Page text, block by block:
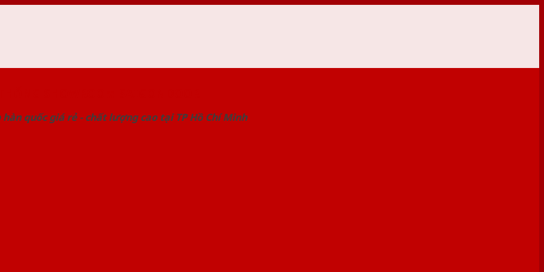
quốc giá rẻ - chất lượng cao tại TP Hồ Chí Minh